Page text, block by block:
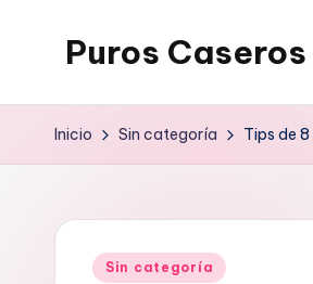
Puros Caseros
Inicio Sin categoría Tips de
Publicado
Sin categoría